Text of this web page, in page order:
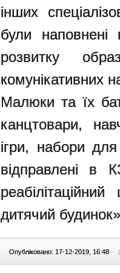
інших
були наповнені
розвитку
комунікативних
Малюки та їх
канцтовари,
ігри, набори
відправлені в
дитячий
Опубліковано: 17-12-2019, 16:48 |